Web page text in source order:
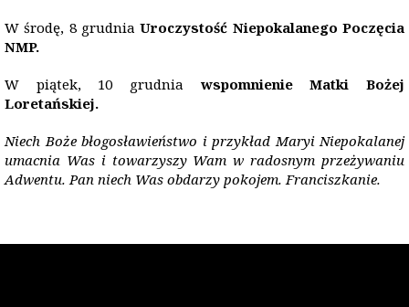
W środę, 8 grudniaUroczystość Niepokalanego Poczęcia
NMP.
W piątek, 10 grudnia wspomnienie Matki Bożej
Loretańskiej.
Niech Boże błogosławieństwo i przykład Maryi Niepokalanej
umacnia Was i towarzyszy Wam w radosnym przeżywaniu
Adwentu. Pan niech Was obdarzy pokojem. Franciszkanie.